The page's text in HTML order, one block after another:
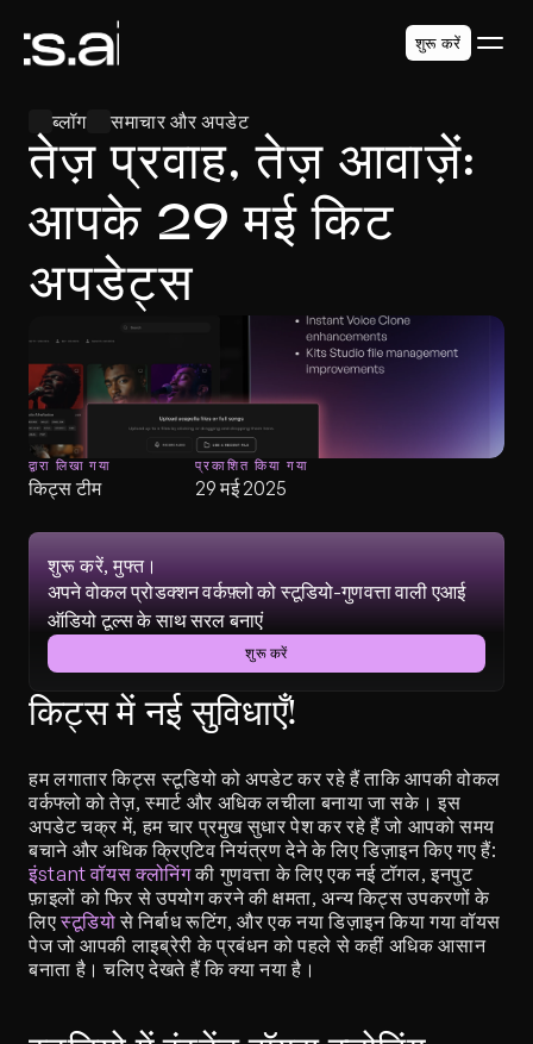
ब्लॉग समाचार और अपडेट
तेज़ प्रवाह, तेज़ आवाज़ें:
आपके 29 मई किट
अपडेट्स
द्वारा लिखा गया
किट्स टीम
प्रकाशित किया गया
29 मई 2025
किट्स में नई सुविधाएँ!
हम लगातार किट्स स्टूडियो को अपडेट कर रहे हैं ताकि आपकी वोकल
वर्कफ्लो को तेज़, स्मार्ट और अधिक लचीला बनाया जा सके। इस
अपडेट चक्र में, हम चार प्रमुख सुधार पेश कर रहे हैं जो आपको समय
इंstant वॉयस क्लोनिंग की गुणवत्ता के लिए एक नई टॉगल, इनपुट
फ़ाइलों को फिर से उपयोग करने की क्षमता, अन्य किट्स उपकरणों के
लिए स्टूडियो से निर्बाध रूटिंग, और एक नया डिज़ाइन किया गया वॉयस
पेज जो आपकी लाइब्रेरी के प्रबंधन को पहले से कहीं अधिक आसान
बनाता है। चलिए देखते हैं कि क्या नया है।
शुरू करें, मुफ्त।
अपने वोकल प्रोडक्शन वर्कफ़्लो को स्टूडियो-गुणवत्ता वाली एआई
ऑडियो टूल्स के साथ सरल बनाएं
शुरू करें
शुरू करें